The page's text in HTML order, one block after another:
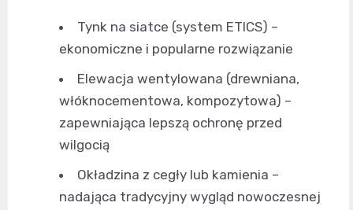
Tynk na siatce (system ETICS) –
ekonomiczne i popularne rozwiązanie
Elewacja wentylowana (drewniana,
włóknocementowa, kompozytowa) –
zapewniająca lepszą ochronę przed
wilgocią
Okładzina z cegły lub kamienia –
nadająca tradycyjny wygląd nowoczesnej